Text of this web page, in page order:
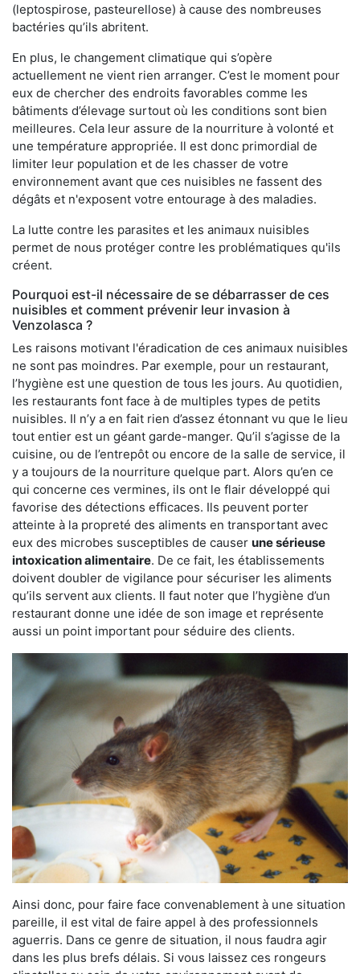
(leptospirose, pasteurellose) à cause des nombreuses
bactéries qu’ils abritent.
En plus, le changement climatique qui s’opère
actuellement ne vient rien arranger. C’est le moment pour
eux de chercher des endroits favorables comme les
bâtiments d’élevage surtout où les conditions sont bien
meilleures. Cela leur assure de la nourriture à volonté et
une température appropriée. Il est donc primordial de
limiter leur population et de les chasser de votre
environnement avant que ces nuisibles ne fassent des
dégâts et n'exposent votre entourage à des maladies.
La lutte contre les parasites et les animaux nuisibles
permet de nous protéger contre les problématiques qu'ils
créent.
Pourquoi est-il nécessaire de se débarrasser de ces
nuisibles et comment prévenir leur invasion à
Venzolasca ?
Les raisons motivant l'éradication de ces animaux nuisibles
ne sont pas moindres. Par exemple, pour un restaurant,
l’hygiène est une question de tous les jours. Au quotidien,
les restaurants font face à de multiples types de petits
nuisibles. Il n’y a en fait rien d’assez étonnant vu que le lieu
tout entier est un géant garde-manger. Qu’il s’agisse de la
cuisine, ou de l’entrepôt ou encore de la salle de service, il
y a toujours de la nourriture quelque part. Alors qu’en ce
qui concerne ces vermines, ils ont le flair développé qui
favorise des détections efficaces. Ils peuvent porter
atteinte à la propreté des aliments en transportant avec
eux des microbes susceptibles de causer une sérieuse
intoxication alimentaire. De ce fait, les établissements
doivent doubler de vigilance pour sécuriser les aliments
qu’ils servent aux clients. Il faut noter que l’hygiène d’un
restaurant donne une idée de son image et représente
aussi un point important pour séduire des clients.
Ainsi donc, pour faire face convenablement à une situation
pareille, il est vital de faire appel à des professionnels
aguerris. Dans ce genre de situation, il nous faudra agir
dans les plus brefs délais. Si vous laissez ces rongeurs